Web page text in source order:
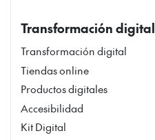
Transformación digital
Transformación digital
Tiendas online
Productos digitales
Accesibilidad
Kit Digital